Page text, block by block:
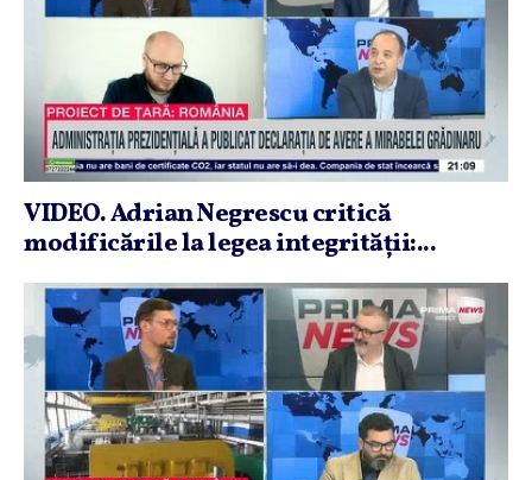
VIDEO. Adrian Negrescu critică
modificările la legea integrităţii:...